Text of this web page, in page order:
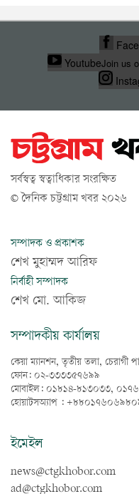
YoutubeJoin us
সর্বস্বত্ব স্বত্বাধিকার সংরক্ষিত
© দৈনিক চট্টগ্রাম খবর ২০২৬
সম্পাদক ও প্রকাশক
শেখ মুহাম্মদ আরিফ
নির্বাহী সম্পাদক
শেখ মো. আকিজ
সম্পাদকীয় কার্যালয়
কেয়া ম্যানশন, তৃতীয় তলা, চেরাগী
ফোন: ০২-৩৩৩৩৫৭৬৯৯
মোবাইল: ০১৮১৪-৮১৩০৩৩,
হোয়াটসঅ্যাপ :
ইমেইল
news@ctgkhobor.com
ad@ctgkhobor.com